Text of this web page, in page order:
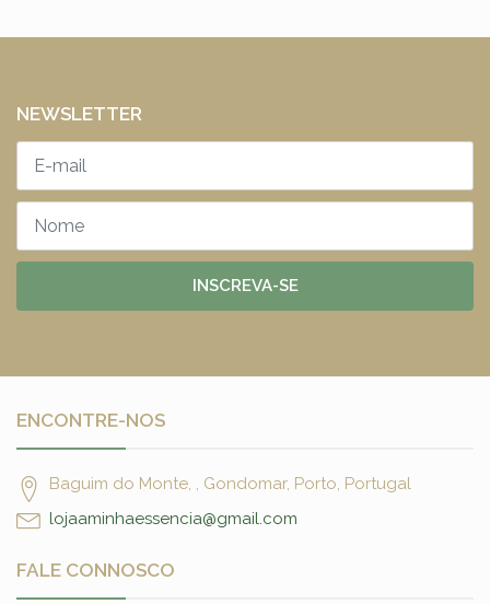
NEWSLETTER
INSCREVA-SE
ENCONTRE-NOS
Baguim do Monte, , Gondomar, Porto, Portugal
lojaaminhaessencia@gmail.com
FALE CONNOSCO